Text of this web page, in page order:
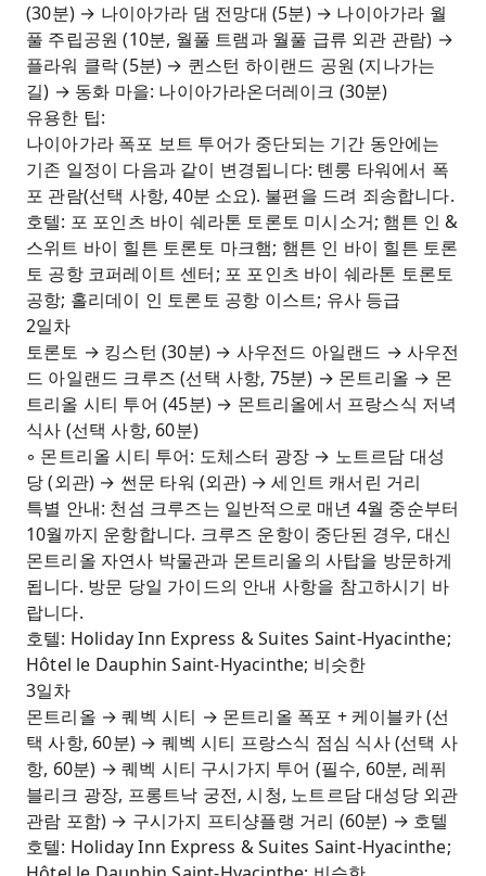
(30분) → 나이아가라 댐 전망대 (5분) → 나이아가라 월
풀 주립공원 (10분, 월풀 트램과 월풀 급류 외관 관람) →
플라워 클락 (5분) → 퀸스턴 하이랜드 공원 (지나가는
길) → 동화 마을: 나이아가라온더레이크 (30분)
유용한 팁:
나이아가라 폭포 보트 투어가 중단되는 기간 동안에는
기존 일정이 다음과 같이 변경됩니다: 톈룽 타워에서 폭
포 관람(선택 사항, 40분 소요). 불편을 드려 죄송합니다.
호텔: 포 포인츠 바이 쉐라톤 토론토 미시소거; 햄튼 인 &
스위트 바이 힐튼 토론토 마크햄; 햄튼 인 바이 힐튼 토론
토 공항 코퍼레이트 센터; 포 포인츠 바이 쉐라톤 토론토
공항; 홀리데이 인 토론토 공항 이스트; 유사 등급
2일차
토론토 → 킹스턴 (30분) → 사우전드 아일랜드 → 사우전
드 아일랜드 크루즈 (선택 사항, 75분) → 몬트리올 → 몬
트리올 시티 투어 (45분) → 몬트리올에서 프랑스식 저녁
식사 (선택 사항, 60분)
◦ 몬트리올 시티 투어: 도체스터 광장 → 노트르담 대성
당 (외관) → 썬문 타워 (외관) → 세인트 캐서린 거리
특별 안내: 천섬 크루즈는 일반적으로 매년 4월 중순부터
10월까지 운항합니다. 크루즈 운항이 중단된 경우, 대신
몬트리올 자연사 박물관과 몬트리올의 사탑을 방문하게
됩니다. 방문 당일 가이드의 안내 사항을 참고하시기 바
랍니다.
호텔: Holiday Inn Express & Suites Saint-Hyacinthe;
Hôtel le Dauphin Saint-Hyacinthe; 비슷한
3일차
몬트리올 → 퀘벡 시티 → 몬트리올 폭포 + 케이블카 (선
택 사항, 60분) → 퀘벡 시티 프랑스식 점심 식사 (선택 사
항, 60분) → 퀘벡 시티 구시가지 투어 (필수, 60분, 레퓌
블리크 광장, 프롱트낙 궁전, 시청, 노트르담 대성당 외관
관람 포함) → 구시가지 프티샹플랭 거리 (60분) → 호텔
호텔: Holiday Inn Express & Suites Saint-Hyacinthe;